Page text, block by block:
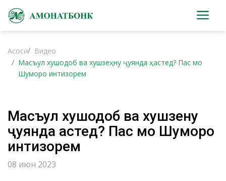
Асосӣ
Видео
Масъул хушодоб ва хушзеҳну ҷуянда ҳастед? Пас мо
Шуморо интизорем
Масъул хушодоб ва хушзеҳну
ҷуянда ҳастед? Пас мо Шуморо
интизорем
08 июн 2023